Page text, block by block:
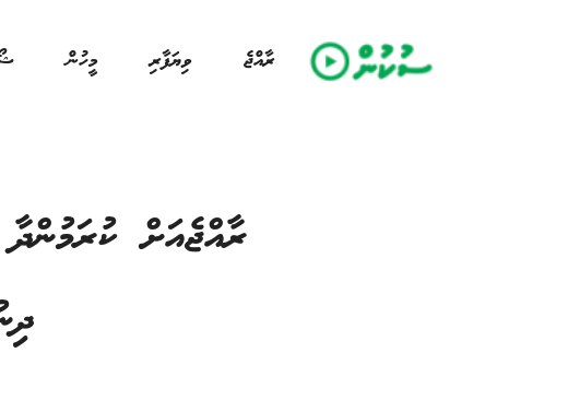
ރާއްޖެ ވިޔަފާރި މީހުން
ރާއްޖެއަށް